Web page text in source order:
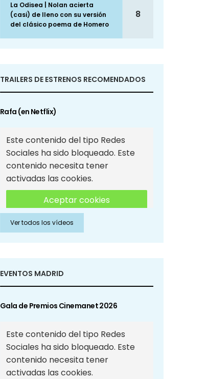
La Odisea | Nolan acierta
(casi) de lleno con su versión
del clásico poema de Homero
8
TRAILERS DE ESTRENOS RECOMENDADOS
Rafa (en Netflix)
Este contenido del tipo Redes
Sociales ha sido bloqueado. Este
contenido necesita tener
activadas las cookies.
Aceptar cookies
Aceptar cookies de Redes
Sociales
Ver todos los vídeos
EVENTOS MADRID
Gala de Premios Cinemanet 2026
Este contenido del tipo Redes
Sociales ha sido bloqueado. Este
contenido necesita tener
activadas las cookies.